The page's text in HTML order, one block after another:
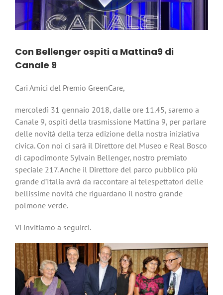
Con Bellenger ospiti a Mattina9 di
Canale 9
Cari Amici del Premio GreenCare,
mercoledì 31 gennaio 2018, dalle ore 11.45, saremo a
Canale 9, ospiti della trasmissione Mattina 9, per parlare
delle novità della terza edizione della nostra iniziativa
civica. Con noi ci sarà il Direttore del Museo e Real Bosco
di capodimonte Sylvain Bellenger, nostro premiato
speciale 217. Anche il Direttore del parco pubblico più
grande d’Italia avrà da raccontare ai telespettatori delle
bellissime novità che riguardano il nostro grande
polmone verde.
Vi invitiamo a seguirci.